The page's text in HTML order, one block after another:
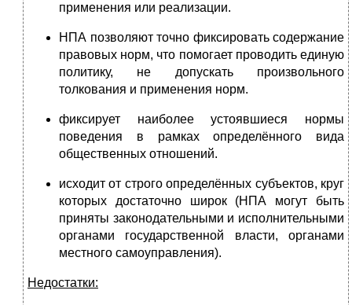
применения или реализации.
НПА позволяют точно фиксировать содержание
правовых норм, что помогает проводить единую
политику, не допускать произ­вольного
толкования и применения норм.
фиксирует наиболее устоявшиеся нормы
поведения в рамках определённого вида
общественных отношений.
исходит от строго определённых субъектов, круг
которых достаточно широк (НПА могут быть
приняты законодательными и исполнительными
органами государственной власти, органами
местного самоуправления).
Недостатки: